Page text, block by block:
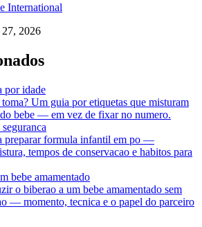
International
2026
por idade
Um guia por etiquetas que misturam
bebe — em vez de fixar no numero.
preparar formula infantil em po —
tempos de conservacao e habitos para
bebe amamentado
o biberao a um bebe amamentado sem
— momento, tecnica e o papel do parceiro